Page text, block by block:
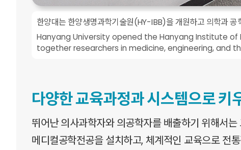
한양대는 한양생명과학기술원(HY-IBB)을 개원하고 의학과
Hanyang University opened the Hanyang Institute
together researchers in medicine, engineering, and
다양한 교육과정과 시스템으로 키
뛰어난 의사과학자와 의공학자를 배출하기 위해서
메디컬공학전공을 설치하고, 체계적인 교육으로 전